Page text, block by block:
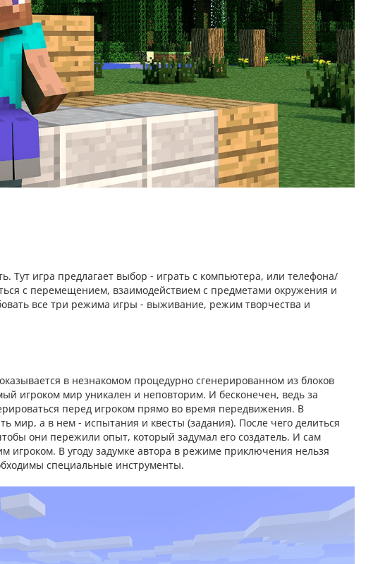
Тут игра предлагает выбор - играть с компьютера, или телефона/
с перемещением, взаимодействием с предметами окружения и
все три режима игры - выживание, режим творчества и
в незнакомом процедурно сгенерированном из блоков
игроком мир уникален и неповторим. И бесконечен, ведь за
перед игроком прямо во время передвижения. В
мир, а в нем - испытания и квесты (задания). После чего делиться
они пережили опыт, который задумал его создатель. И сам
игроком. В угоду задумке автора в режиме приключения нельзя
специальные инструменты.